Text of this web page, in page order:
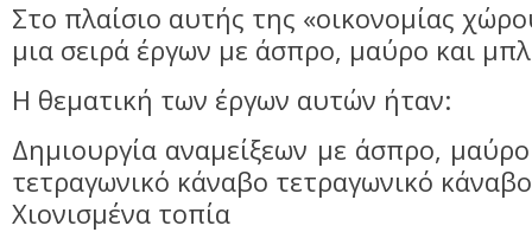
Στο πλαίσιο αυτής της «οικονομίας
μια σειρά έργων με άσπρο, μαύρο και
Η θεματική των έργων αυτών ήταν:
Δημιουργία αναμείξεων με άσπρο,
τετραγωνικό κάναβο τετραγωνικό κάναβο
Χιονισμένα τοπία